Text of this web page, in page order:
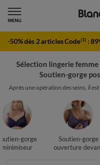
-50% dès 2 articles Code(1) :
Sélection lingerie
Soutien-gorge
Après une opération des seins, il
gorge
minimiseur
Soutien-gorge
ouverture